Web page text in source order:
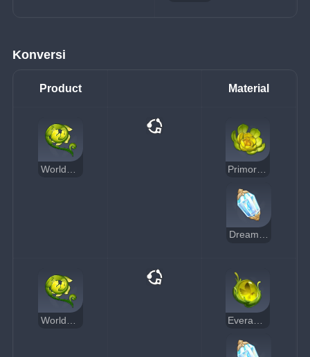
Konversi
Product Material
Dream Solvent